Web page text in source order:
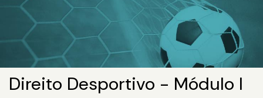
Direito Desportivo - Módulo I